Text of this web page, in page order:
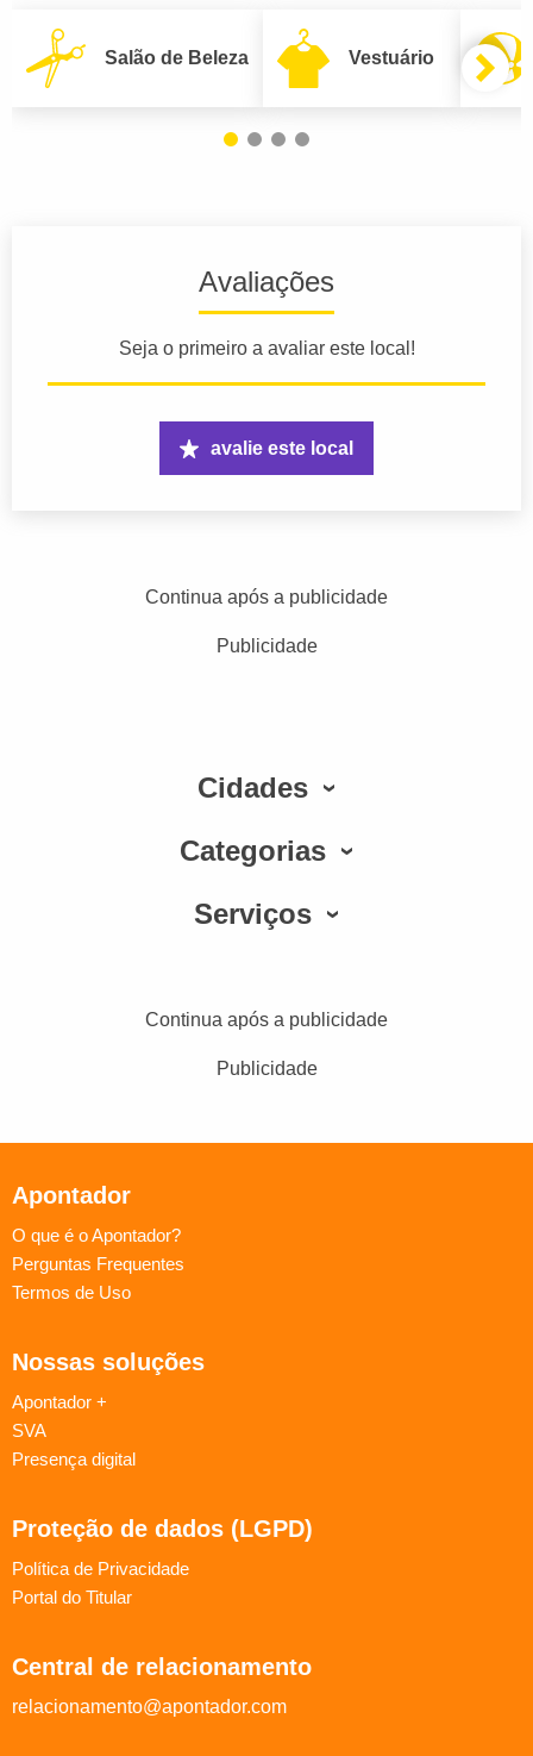
Salão de Beleza Vestuário
Avaliações
Seja o primeiro a avaliar este local!
avalie este local
Continua após a publicidade
Publicidade
Cidades
Categorias
Serviços
Continua após a publicidade
Publicidade
Apontador
O que é o Apontador?
Perguntas Frequentes
Termos de Uso
Nossas soluções
Apontador +
SVA
Presença digital
Proteção de dados (LGPD)
Política de Privacidade
Portal do Titular
Central de relacionamento
relacionamento@apontador.com